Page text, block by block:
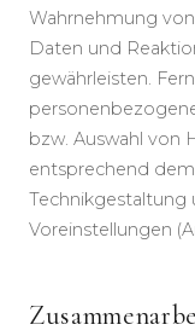
Wahrnehmung
Daten und
gewährleisten.
bzw. Auswahl von
entsprechend
Technikgestaltung
Voreinstellungen